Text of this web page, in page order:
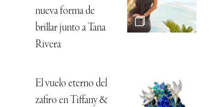
nueva forma de
brillar junto a Tana
Rivera
El vuelo eterno del
zafiro en Tiffany &